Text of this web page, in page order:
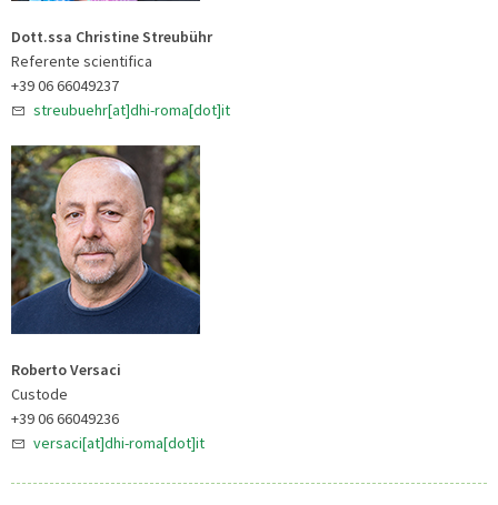
Dott.ssa Christine Streubühr
Referente scientifica
+39 06 66049237
streubuehr[at]dhi-roma[dot]it
Roberto Versaci
Custode
+39 06 66049236
versaci[at]dhi-roma[dot]it